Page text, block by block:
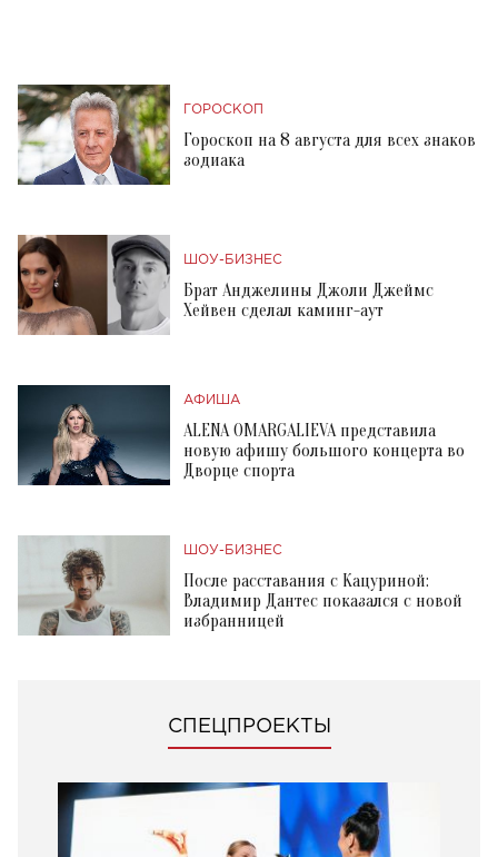
ГОРОСКОП
Гороскоп на 8 августа для всех знаков
зодиака
ШОУ-БИЗНЕС
Брат Анджелины Джоли Джеймс
Хейвен сделал каминг-аут
АФИША
ALENA OMARGALIEVA представила
новую афишу большого концерта во
Дворце спорта
ШОУ-БИЗНЕС
После расставания с Кацуриной:
Владимир Дантес показался с новой
избранницей
СПЕЦПРОЕКТЫ